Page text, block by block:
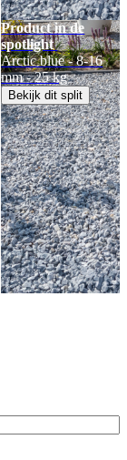
Product in de
spotlight
Arctic blue - 8-16
mm - 25 kg
Bekijk dit split